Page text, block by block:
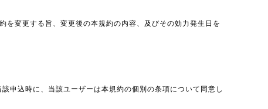
変更する旨、変更後の本規約の内容、及びその効力発生日を
申込時に、当該ユーザーは本規約の個別の条項について同意し